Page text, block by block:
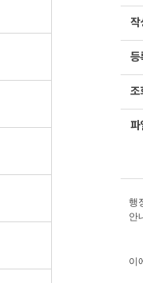
작
등
조
파
행
안
이